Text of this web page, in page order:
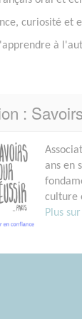
curiosité et
à
:
ans en
culture
Plus